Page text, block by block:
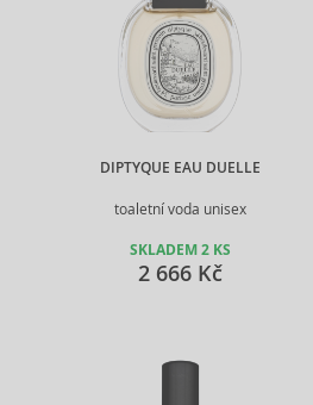
DIPTYQUE EAU DUELLE
toaletní voda unisex
SKLADEM 2 KS
2 666 Kč